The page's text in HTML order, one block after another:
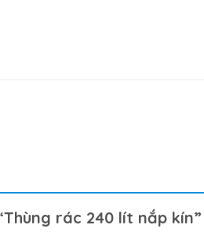
rác 240 lít nắp kín”